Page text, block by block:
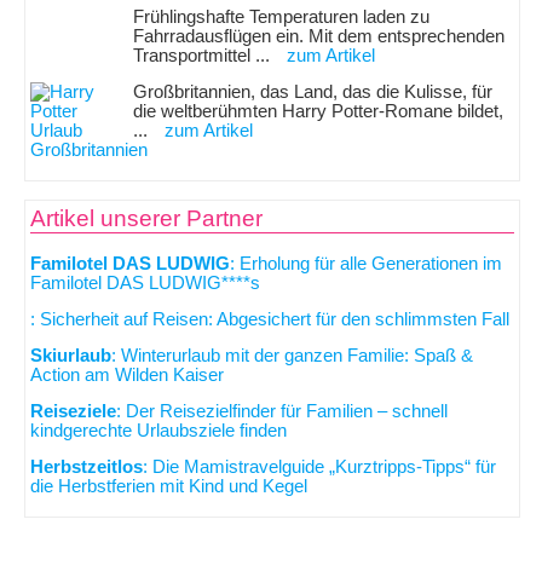
Frühlingshafte Temperaturen laden zu
Fahrradausflügen ein. Mit dem entsprechenden
Transportmittel ...
zum Artikel
Großbritannien, das Land, das die Kulisse, für
die weltberühmten Harry Potter-Romane bildet,
...
zum Artikel
Artikel unserer Partner
Familotel DAS LUDWIG: Erholung für alle Generationen im
Familotel DAS LUDWIG****s
: Sicherheit auf Reisen: Abgesichert für den schlimmsten Fall
Skiurlaub: Winterurlaub mit der ganzen Familie: Spaß &
Action am Wilden Kaiser
Reiseziele: Der Reisezielfinder für Familien – schnell
kindgerechte Urlaubsziele finden
Herbstzeitlos: Die Mamistravelguide „Kurztripps-Tipps“ für
die Herbstferien mit Kind und Kegel